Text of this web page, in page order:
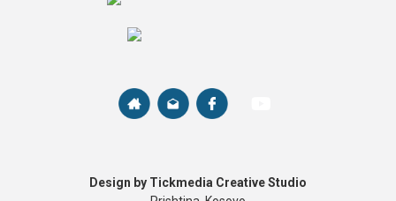
Design by Tickmedia Creative Studio